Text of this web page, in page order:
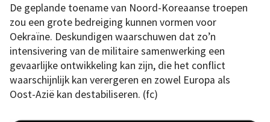
De geplande toename van Noord-Koreaanse troepen
zou een grote bedreiging kunnen vormen voor
Oekraïne. Deskundigen waarschuwen dat zo’n
intensivering van de militaire samenwerking een
gevaarlijke ontwikkeling kan zijn, die het conflict
waarschijnlijk kan verergeren en zowel Europa als
Oost-Azië kan destabiliseren. (fc)